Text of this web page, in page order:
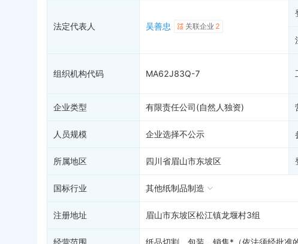
财务数据
法定代表人 吴善忠 关联企业 2
组织机构代码 MA62J83Q-7
企业类型 有限责任公司(自然人独资)
人员规模 企业选择不公示
所属地区 四川省眉山市东坡区
国标行业 其他纸制品制造
注册地址 眉山市东坡区松江镇龙堰村3组
经营范围 纸品切割、包装、销售*（依法须经批准